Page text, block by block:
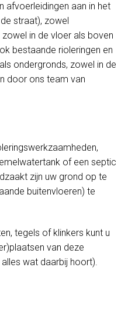
afvoerleidingen aan in het
straat), zowel
in de vloer als boven
bestaande rioleringen en
ondergronds, zowel in de
door ons team van
of een septic
zijn uw grond op te
buitenvloeren) te
tegels of klinkers kunt u
van deze
wat daarbij hoort).